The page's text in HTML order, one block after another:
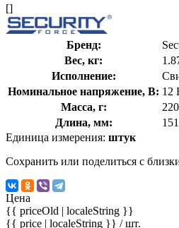
[]
Бренд:
Вес, кг:
Исполнение:
Номинальное напряжение, В: 12
Масса, г:
Длина, мм:
Единица измерения: штук
Сохранить или поделиться с
Цена
{{ priceOld | localeString }}
{{ price | localeString }} / шт.